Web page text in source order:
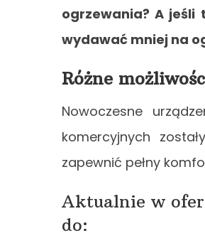
ogrzewania? A
wydawać mniej na
Różne
Nowoczesne
komercyjnych
zapewnić pełny
Aktualnie w
do: